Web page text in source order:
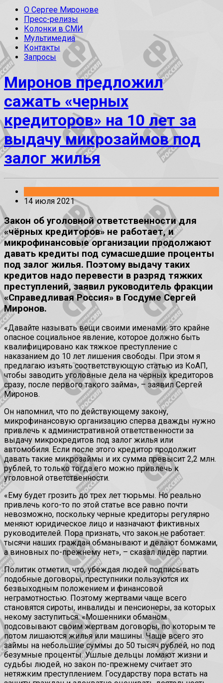
О Сергее Миронове
Пресс-релизы
Колонки в СМИ
Мультимедиа
Контакты
Запросы
Миронов предложил
сажать «черных
кредиторов» на 10 лет за
выдачу микрозаймов под
залог жилья
14 июля 2021
Закон об уголовной ответственности для
«чёрных кредиторов» не работает, и
микрофинансовые организации продолжают
давать кредиты под сумасшедшие проценты
под залог жилья. Поэтому выдачу таких
кредитов надо перевести в разряд тяжких
преступлений, заявил руководитель фракции
«Справедливая Россия» в Госдуме Сергей
Миронов.
«Давайте называть вещи своими именами: это крайне
опасное социальное явление, которое должно быть
квалифицировано как тяжкое преступление с
наказанием до 10 лет лишения свободы. При этом я
предлагаю изъять соответствующую статью из КоАП,
чтобы заводить уголовные дела на чёрных кредиторов
сразу, после первого такого займа», – заявил Сергей
Миронов.
Он напомнил, что по действующему закону,
микрофинансовую организацию сперва дважды нужно
привлечь к административной ответственности за
выдачу микрокредитов под залог жилья или
автомобиля. Если после этого кредитор продолжит
давать такие микрозаймы и их сумма превысит 2,2 млн.
рублей, то только тогда его можно привлечь к
уголовной ответственности.
«Ему будет грозить до трех лет тюрьмы. Но реально
привлечь кого-то по этой статье все равно почти
невозможно, поскольку черные кредиторы регулярно
меняют юридическое лицо и назначают фиктивных
руководителей. Пора признать, что закон не работает:
тысячи наших граждан обманывают и делают бомжами,
а виновных по-прежнему нет», – сказал лидер партии.
Политик отметил, что, убеждая людей подписывать
подобные договоры, преступники пользуются их
безвыходным положением и финансовой
неграмотностью. Поэтому жертвами чаще всего
становятся сироты, инвалиды и пенсионеры, за которых
некому заступиться. «Мошенники обманом
подсовывают своим жертвам договоры, по которым те
потом лишаются жилья или машины. Чаще всего это
займы на небольшие суммы до 50 тысяч рублей, но под
безумные проценты. Ушлые дельцы ломают жизни и
судьбы людей, но закон по-прежнему считает это
нетяжким преступлением. Государству пора встать на